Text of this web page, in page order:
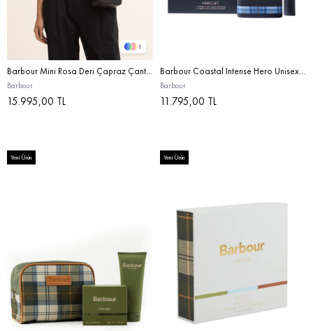
1
Barbour Mini Rosa Deri Çapraz Çanta BK11 Black
Barbour
15.995,00 TL
Barbour Coastal Intense Hero Unisex Parfüm Hediye Seti STD
Barbour
11.795,00 TL
Yeni Ürün Yeni Ürün